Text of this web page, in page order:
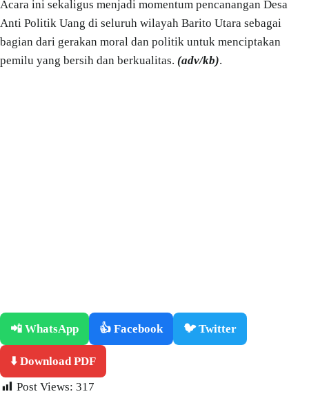
Acara ini sekaligus menjadi momentum pencanangan Desa
Anti Politik Uang di seluruh wilayah Barito Utara sebagai
bagian dari gerakan moral dan politik untuk menciptakan
pemilu yang bersih dan berkualitas. (adv/kb).
📲 WhatsApp 👍 Facebook 🐦 Twitter
⬇️ Download PDF
Post Views: 317